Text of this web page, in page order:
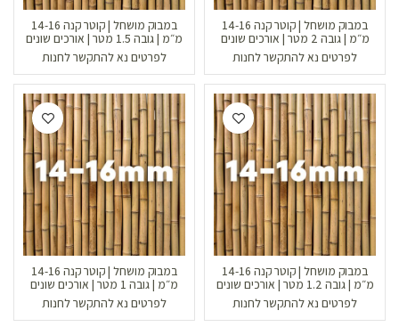
במבוק מושחל | קוטר קנה 14-16
מ״מ | גובה 2 מטר | אורכים שונים
לפרטים נא להתקשר לחנות
במבוק מושחל | קוטר קנה 14-16
מ״מ | גובה 1.5 מטר | אורכים שונים
לפרטים נא להתקשר לחנות
במבוק מושחל | קוטר קנה 14-16
מ״מ | גובה 1.2 מטר | אורכים שונים
לפרטים נא להתקשר לחנות
במבוק מושחל | קוטר קנה 14-16
מ״מ | גובה 1 מטר | אורכים שונים
לפרטים נא להתקשר לחנות